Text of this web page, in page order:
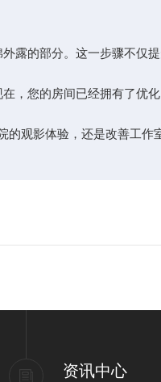
的部分。这一步骤不仅提
您的房间已经拥有了优化
影体验，还是改善工作
资讯中心